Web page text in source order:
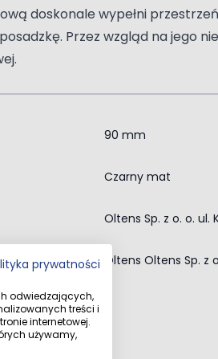
doskonale wypełni
Przez wzgląd na jego
90 mm
Czarny mat
Oltens Sp. z o. o. ul.
Oltens Oltens Sp.
prywatności
odwiedzających,
treści i
internetowej.
używamy,